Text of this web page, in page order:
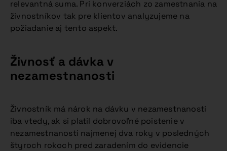
relevantná suma. Pri konverziách zo zamestnania na
živnostníkov tak pre klientov analyzujeme na
požiadanie aj tento aspekt.
Živnosť a dávka v
nezamestnanosti
Živnostník má nárok na dávku v nezamestnanosti
iba vtedy, ak si platil dobrovoľné poistenie v
nezamestnanosti najmenej dva roky v posledných
štyroch rokoch pred zaradením do evidencie